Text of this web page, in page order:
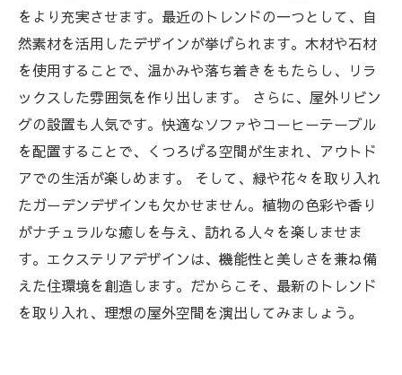
をより充実させます。最近のトレンドの一つとして、自
然素材を活用したデザインが挙げられます。木材や石材
を使用することで、温かみや落ち着きをもたらし、リラ
ックスした雰囲気を作り出します。 さらに、屋外リビン
グの設置も人気です。快適なソファやコーヒーテーブル
を配置することで、くつろげる空間が生まれ、アウトド
アでの生活が楽しめます。 そして、緑や花々を取り入れ
たガーデンデザインも欠かせません。植物の色彩や香り
がナチュラルな癒しを与え、訪れる人々を楽しませま
す。エクステリアデザインは、機能性と美しさを兼ね備
えた住環境を創造します。だからこそ、最新のトレンド
を取り入れ、理想の屋外空間を演出してみましょう。